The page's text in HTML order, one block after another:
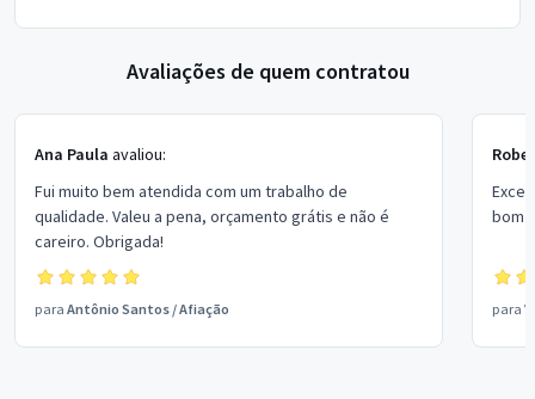
Avaliações de quem contratou
Ana Paula avaliou:
Fui muito bem atendida com um trabalho de
qualidade. Valeu a pena, orçamento grátis e não é
careiro. Obrigada!
para Antônio Santos /Afiação
bom
para